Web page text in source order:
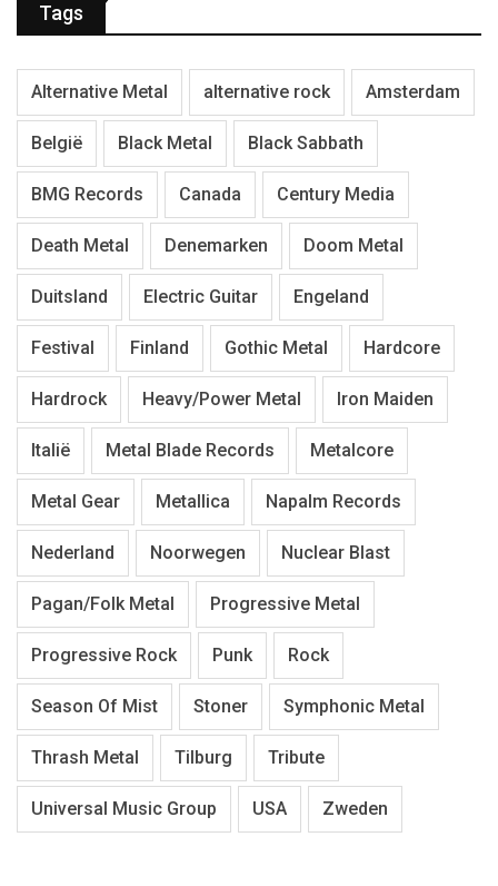
Tags
Alternative Metal alternative rock Amsterdam
België Black Metal Black Sabbath
BMG Records Canada Century Media
Death Metal Denemarken Doom Metal
Duitsland Electric Guitar Engeland
Festival Finland Gothic Metal Hardcore
Hardrock Heavy/Power Metal Iron Maiden
Italië Metal Blade Records Metalcore
Metal Gear Metallica Napalm Records
Nederland Noorwegen Nuclear Blast
Pagan/Folk Metal Progressive Metal
Progressive Rock Punk Rock
Season Of Mist Stoner Symphonic Metal
Thrash Metal Tilburg Tribute
Universal Music Group USA Zweden